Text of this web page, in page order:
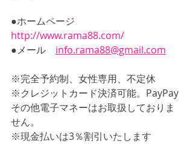
●ホームページ
http://www.rama88.com/
●メール info.rama88@gmail.com
※完全予約制、女性専用、不定休
※クレジットカード決済可能。PayPay
その他電子マネーはお取扱しておりま
せん。
※現金払いは3％割引いたします